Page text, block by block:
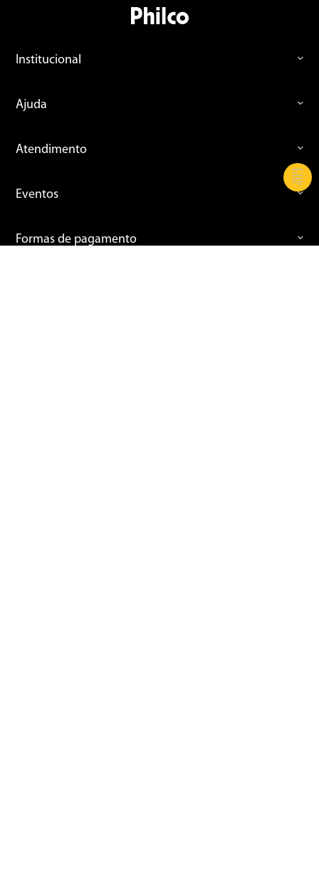
Institucional
Ajuda
Atendimento
Eventos
Formas de pagamento